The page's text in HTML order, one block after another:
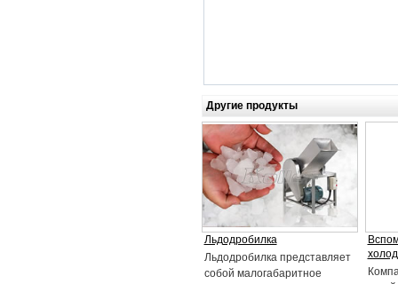
Другие продукты
Льдодробилка
Льдодробилка представляет
собой малогабаритное